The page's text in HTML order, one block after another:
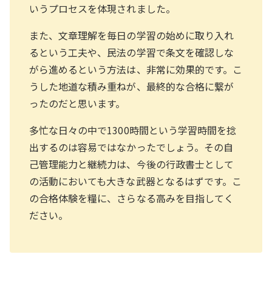
いうプロセスを体現されました。
また、文章理解を毎日の学習の始めに取り入れ
るという工夫や、民法の学習で条文を確認しな
がら進めるという方法は、非常に効果的です。こ
うした地道な積み重ねが、最終的な合格に繋が
ったのだと思います。
多忙な日々の中で1300時間という学習時間を捻
出するのは容易ではなかったでしょう。その自
己管理能力と継続力は、今後の行政書士として
の活動においても大きな武器となるはずです。こ
の合格体験を糧に、さらなる高みを目指してく
ださい。